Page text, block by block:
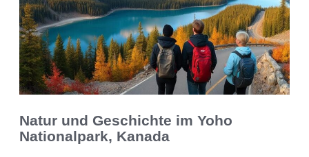
Natur und Geschichte im Yoho
Nationalpark, Kanada